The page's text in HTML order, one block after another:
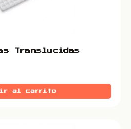
Translucidas
al carrito